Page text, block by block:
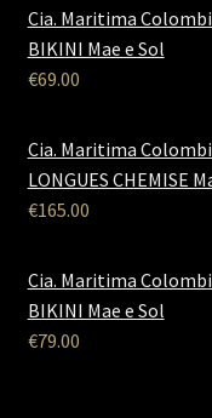
Cia. Maritima
BIKINI Mae e Sol
€69.00
Cia. Maritima
LONGUES CHEMISE
€165.00
Cia. Maritima
BIKINI Mae e Sol
€79.00